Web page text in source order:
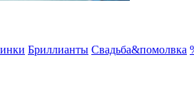
Бриллианты Свадьба&помолвка